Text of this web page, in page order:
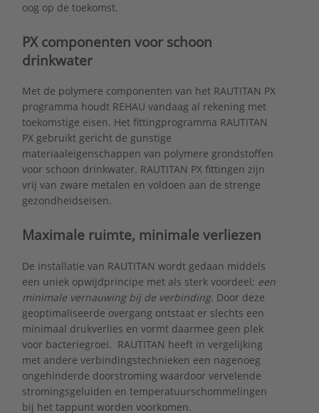
oog op de toekomst.
PX componenten voor schoon
drinkwater
Met de polymere componenten van het RAUTITAN PX
programma houdt REHAU vandaag al rekening met
toekomstige eisen. Het fittingprogramma RAUTITAN
PX gebruikt gericht de gunstige
materiaaleigenschappen van polymere grondstoffen
voor schoon drinkwater. RAUTITAN PX fittingen zijn
vrij van zware metalen en voldoen aan de strenge
gezondheidseisen.
Maximale ruimte, minimale verliezen
De installatie van RAUTITAN wordt gedaan middels
een uniek opwijdprincipe met als sterk voordeel; een
minimale vernauwing bij de verbinding. Door deze
geoptimaliseerde overgang ontstaat er slechts een
minimaal drukverlies en vormt daarmee geen plek
voor bacteriegroei. RAUTITAN heeft in vergelijking
met andere verbindingstechnieken een nagenoeg
ongehinderde doorstroming waardoor vervelende
stromingsgeluiden en temperatuurschommelingen
bij het tappunt worden voorkomen.